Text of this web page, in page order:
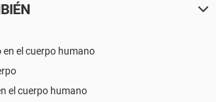
en el cuerpo humano
el cuerpo humano